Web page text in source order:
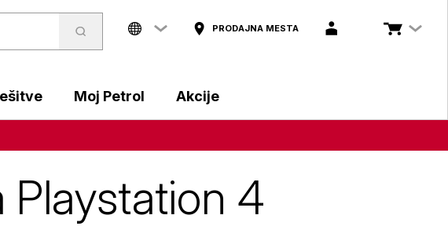
PRODAJNA MESTA
Moj Petrol Akcije
Playstation 4